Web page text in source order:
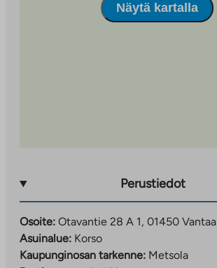
Näytä kartalla
Perustiedot
Osoite: Otavantie 28 A 1, 01450 Vantaa
Asuinalue: Korso
Kaupunginosan tarkenne: Metsola